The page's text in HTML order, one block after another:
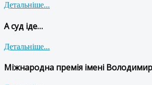
Детальніше...
А суд іде…
Детальніше...
Міжнародна премія імені